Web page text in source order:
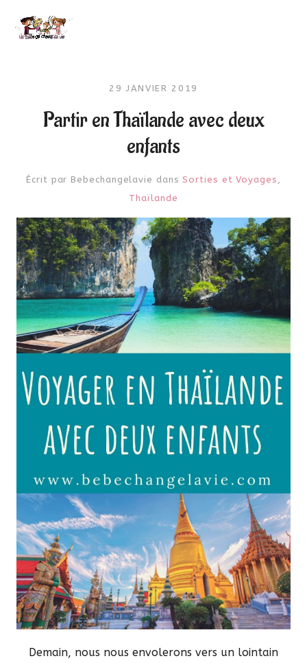
29 JANVIER 2019
Partir en Thaïlande avec deux
enfants
Écrit par Bebechangelavie dansSorties et Voyages ,
Thaïlande
Demain, nous nous envolerons vers un lointain